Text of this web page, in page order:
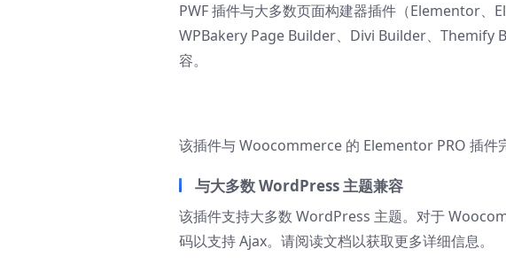
PWF 插件与大多数页面构建器插件（Elementor
WPBakery Page Builder、Divi Builder、Themify
容。
该插件与 Woocommerce 的 Elementor PRO 插件
与大多数 WordPress 主题兼容
该插件支持大多数 WordPress 主题。对于
码以支持 Ajax。请阅读文档以获取更多详细信息。